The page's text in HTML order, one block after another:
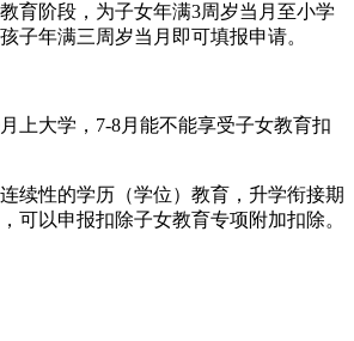
育阶段，为子女年满3周岁当月至小学
子年满三周岁当月即可填报申请。
上大学，7-8月能不能享受子女教育扣
续性的学历（学位）教育，升学衔接期
可以申报扣除子女教育专项附加扣除。